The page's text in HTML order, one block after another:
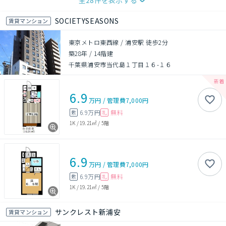
賃貸マンション SOCIETYSEASONS
東京メトロ東西線 / 浦安駅 徒歩2分
築28年 / 14階建
千葉県浦安市当代島１丁目１６-１６
6.9 万円 /管理費7,000円
敷 6.9万円 礼 無料
1K / 19.21㎡ / 5階
6.9 万円 /管理費7,000円
敷 6.9万円 礼 無料
1K / 19.21㎡ / 5階
賃貸マンション サンクレスト新浦安